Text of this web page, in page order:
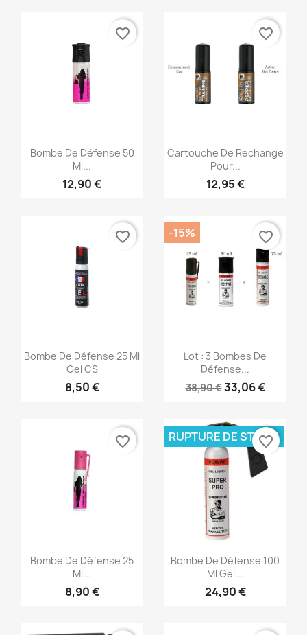
Aperçu rapide
Bombe De Défense 50
Ml...
12,90 €
favorite_border
Aperçu rapide
Cartouche De Rechange
Pour...
12,95 €
favorite_border
Aperçu rapide
Bombe De Défense 25 Ml
Gel CS
8,50 €
favorite_border
Aperçu rapide
Lot : 3 Bombes De
Défense...
38,90 €33,06 €
-15% favorite_border
Aperçu rapide
Bombe De Défense 25
Ml...
8,90 €
favorite_border
Aperçu rapide
Bombe De Défense 100
Ml Gel...
24,90 €
RUPTURE DE STOCK
favorite_border